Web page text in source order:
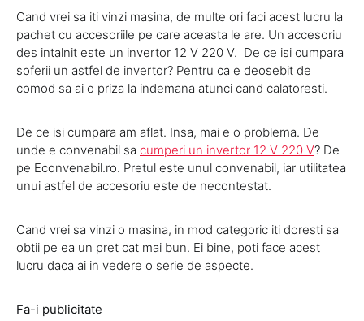
Cand vrei sa iti vinzi masina, de multe ori faci acest lucru la
pachet cu accesoriile pe care aceasta le are. Un accesoriu
des intalnit este un invertor 12 V 220 V. De ce isi cumpara
soferii un astfel de invertor? Pentru ca e deosebit de
comod sa ai o priza la indemana atunci cand calatoresti.
De ce isi cumpara am aflat. Insa, mai e o problema. De
unde e convenabil sa cumperi un invertor 12 V 220 V? De
pe Econvenabil.ro. Pretul este unul convenabil, iar utilitatea
unui astfel de accesoriu este de necontestat.
Cand vrei sa vinzi o masina, in mod categoric iti doresti sa
obtii pe ea un pret cat mai bun. Ei bine, poti face acest
lucru daca ai in vedere o serie de aspecte.
Fa-i publicitate